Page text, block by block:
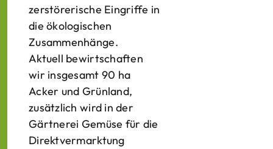
zerstörerische Eingriffe in
die ökologischen
Zusammenhänge.
Aktuell bewirtschaften
wir insgesamt 90 ha
Acker und Grünland,
zusätzlich wird in der
Gärtnerei Gemüse für die
Direktvermarktung